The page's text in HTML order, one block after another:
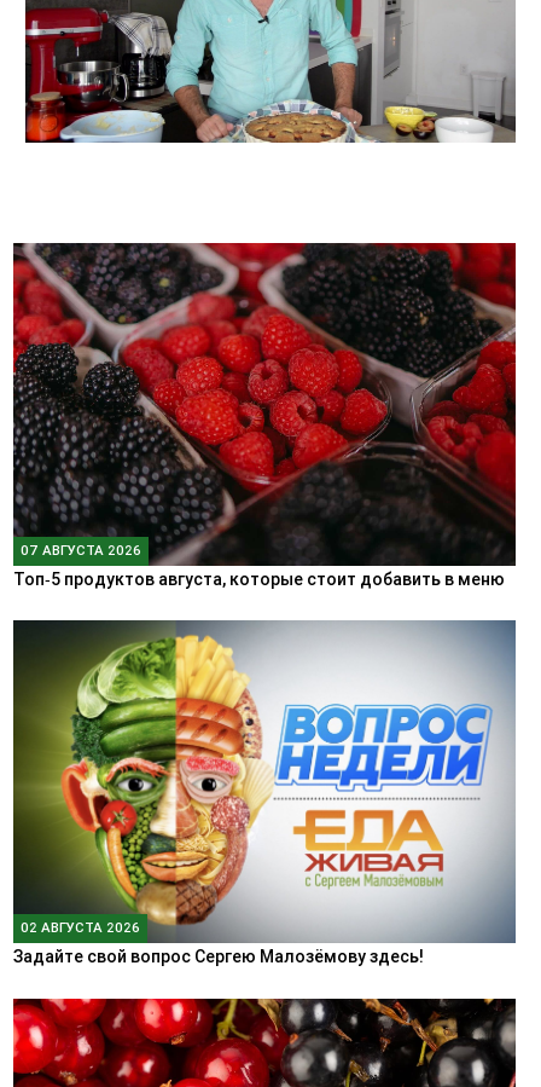
07 АВГУСТА 2026
Топ‑5 продуктов августа, которые стоит добавить в меню
02 АВГУСТА 2026
Задайте свой вопрос Сергею Малозёмову здесь!